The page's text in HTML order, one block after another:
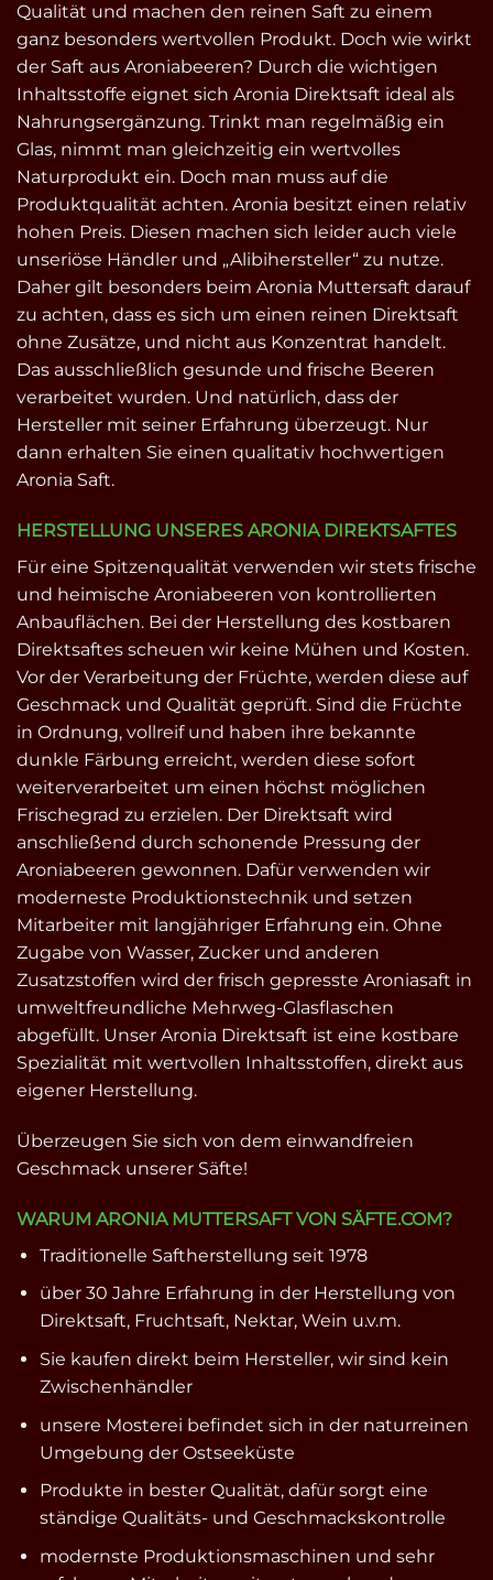
Qualität und machen den reinen Saft zu einem
ganz besonders wertvollen Produkt. Doch wie wirkt
der Saft aus Aroniabeeren? Durch die wichtigen
Inhaltsstoffe eignet sich Aronia Direktsaft ideal als
Nahrungsergänzung. Trinkt man regelmäßig ein
Glas, nimmt man gleichzeitig ein wertvolles
Naturprodukt ein. Doch man muss auf die
Produktqualität achten. Aronia besitzt einen relativ
hohen Preis. Diesen machen sich leider auch viele
unseriöse Händler und „Alibihersteller“ zu nutze.
Daher gilt besonders beim Aronia Muttersaft darauf
zu achten, dass es sich um einen reinen Direktsaft
ohne Zusätze, und nicht aus Konzentrat handelt.
Das ausschließlich gesunde und frische Beeren
verarbeitet wurden. Und natürlich, dass der
Hersteller mit seiner Erfahrung überzeugt. Nur
dann erhalten Sie einen qualitativ hochwertigen
Aronia Saft.
HERSTELLUNG UNSERES ARONIA DIREKTSAFTES
Für eine Spitzenqualität verwenden wir stets frische
und heimische Aroniabeeren von kontrollierten
Anbauflächen. Bei der Herstellung des kostbaren
Direktsaftes scheuen wir keine Mühen und Kosten.
Vor der Verarbeitung der Früchte, werden diese auf
Geschmack und Qualität geprüft. Sind die Früchte
in Ordnung, vollreif und haben ihre bekannte
dunkle Färbung erreicht, werden diese sofort
weiterverarbeitet um einen höchst möglichen
Frischegrad zu erzielen. Der Direktsaft wird
anschließend durch schonende Pressung der
Aroniabeeren gewonnen. Dafür verwenden wir
moderneste Produktionstechnik und setzen
Mitarbeiter mit langjähriger Erfahrung ein. Ohne
Zugabe von Wasser, Zucker und anderen
Zusatzstoffen wird der frisch gepresste Aroniasaft in
umweltfreundliche Mehrweg-Glasflaschen
abgefüllt. Unser Aronia Direktsaft ist eine kostbare
Spezialität mit wertvollen Inhaltsstoffen, direkt aus
eigener Herstellung.
Überzeugen Sie sich von dem einwandfreien
Geschmack unserer Säfte!
WARUM ARONIA MUTTERSAFT VON SÄFTE.COM?
Traditionelle Saftherstellung seit 1978
über 30 Jahre Erfahrung in der Herstellung von
Direktsaft, Fruchtsaft, Nektar, Wein u.v.m.
Sie kaufen direkt beim Hersteller, wir sind kein
Zwischenhändler
unsere Mosterei befindet sich in der naturreinen
Umgebung der Ostseeküste
Produkte in bester Qualität, dafür sorgt eine
ständige Qualitäts- und Geschmackskontrolle
modernste Produktionsmaschinen und sehr